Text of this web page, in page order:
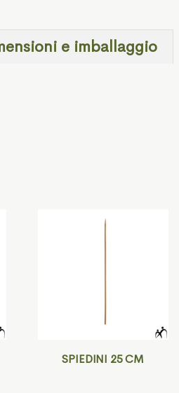
e imballaggio
SPIEDINI 25 CM